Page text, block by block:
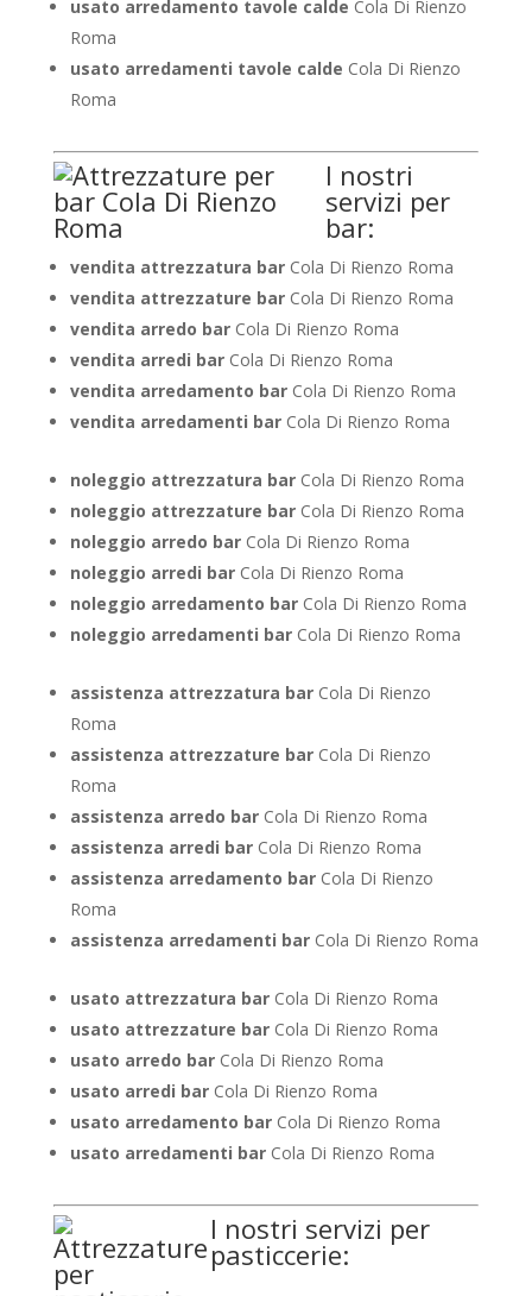
usato arredamento tavole calde Cola Di Rienzo
Roma
usato arredamenti tavole calde Cola Di Rienzo
Roma
I nostri
servizi per
bar:
vendita attrezzatura barCola Di Rienzo Roma
vendita attrezzature barCola Di Rienzo Roma
vendita arredo barCola Di Rienzo Roma
vendita arredi barCola Di Rienzo Roma
vendita arredamento barCola Di Rienzo Roma
vendita arredamenti barCola Di Rienzo Roma
noleggio attrezzatura barCola Di Rienzo Roma
noleggio attrezzature barCola Di Rienzo Roma
noleggio arredo barCola Di Rienzo Roma
noleggio arredi barCola Di Rienzo Roma
noleggio arredamento barCola Di Rienzo Roma
noleggio arredamenti barCola Di Rienzo Roma
assistenza attrezzatura barCola Di Rienzo
Roma
assistenza attrezzature barCola Di Rienzo
Roma
assistenza arredo barCola Di Rienzo Roma
assistenza arredi barCola Di Rienzo Roma
assistenza arredamento barCola Di Rienzo
Roma
assistenza arredamenti barCola Di Rienzo Roma
usato attrezzatura barCola Di Rienzo Roma
usato attrezzature barCola Di Rienzo Roma
usato arredo barCola Di Rienzo Roma
usato arredi barCola Di Rienzo Roma
usato arredamento barCola Di Rienzo Roma
usato arredamenti barCola Di Rienzo Roma
I nostri servizi per
pasticcerie: